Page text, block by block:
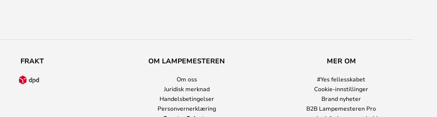
FRAKT OM LAMPEMESTEREN
Om oss
Juridisk merknad
Handelsbetingelser
Personvernerklæring
MER OM
#Yes fellesskabet
Cookie-innstillinger
Brand nyheter
B2B Lampemesteren Pro